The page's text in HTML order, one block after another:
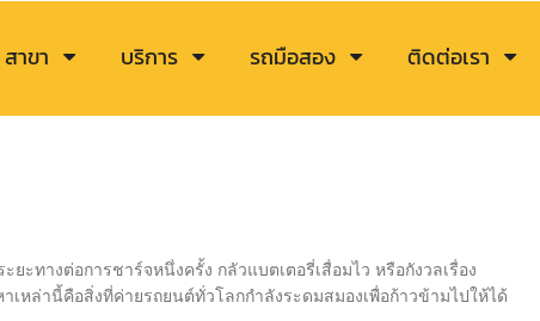
สาขา บริการ รถมือสอง ติดต่อเรา
ะทางต่อการชาร์จหนึ่งครั้ง กลัวแบตเตอรี่เสื่อมไว หรือกังวลเรื่อง
หล่านี้คือสิ่งที่ค่ายรถยนต์ทั่วโลกกำลังระดมสมองเพื่อก้าวข้ามไปให้ได้